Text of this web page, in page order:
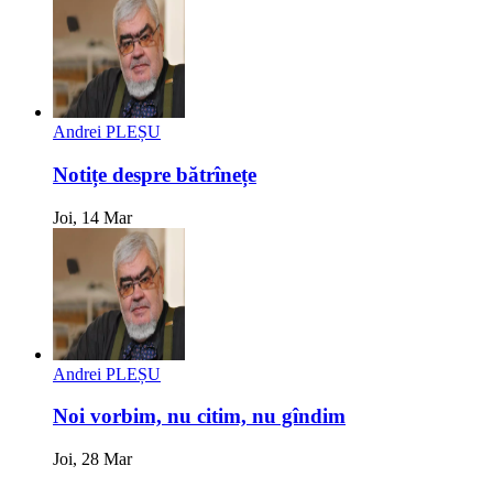
Andrei PLEȘU
Notițe despre bătrînețe
Joi, 14 Mar
Andrei PLEȘU
Noi vorbim, nu citim, nu gîndim
Joi, 28 Mar